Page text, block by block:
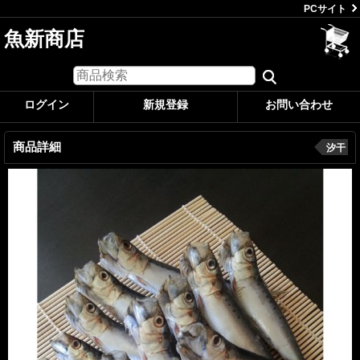
PCサイト
魚新商店
ログイン 新規登録 お問い合わせ
商品詳細 汐干